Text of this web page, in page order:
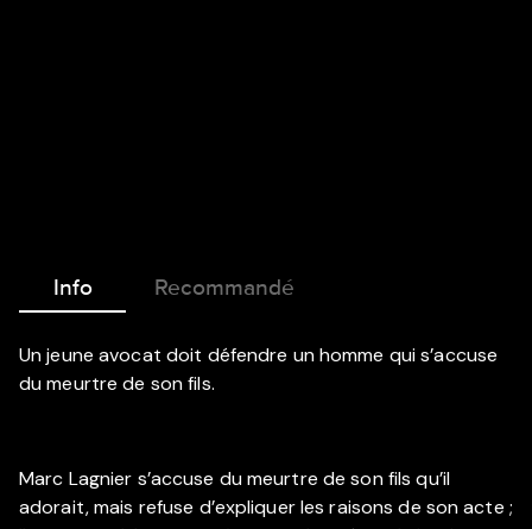
Info Recommandé
Un jeune avocat doit défendre un homme qui s’accuse
du meurtre de son fils.
Marc Lagnier s’accuse du meurtre de son fils qu’il
adorait, mais refuse d’expliquer les raisons de son acte ;